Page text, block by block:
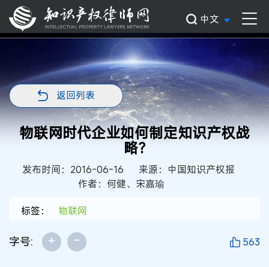
中文
返回列表
物联网时代企业如何制定知识产权战
略?
发布时间：2016-06-16
来源：中国知识产权报
作者：何健、宋嘉瑜
标签： 物联网
字号: + - 563